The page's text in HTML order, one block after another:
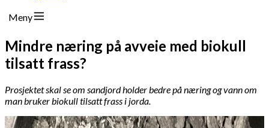
Meny
Mindre næring på avveie med biokull
tilsatt frass?
Prosjektet skal se om sandjord holder bedre på næring og vann om
man bruker biokull tilsatt frass i jorda.